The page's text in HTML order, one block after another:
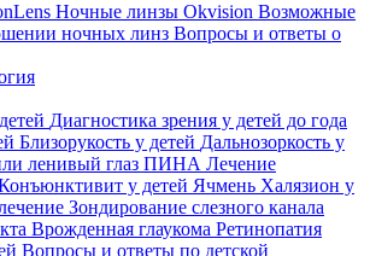
Ночные линзы Okvision Возможные
ночных линз Вопросы и ответы о
Диагностика зрения у детей до года
Близорукость у детей Дальнозоркость у
ленивый глаз ПИНА Лечение
у детей Ячмень Халязион у
Зондирование слезного канала
Врожденная глаукома Ретинопатия
Вопросы и ответы по детской